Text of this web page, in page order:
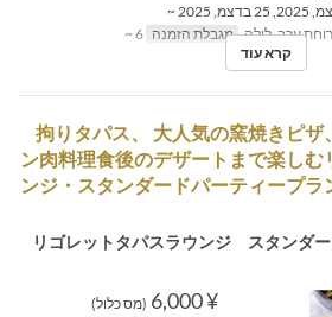
ערב, לילה מגבלת הזמנה 6 ~
קרא עוד
拘りタパス、 大人気の窯焼きピザ
ン肉料理食後のデザートまで楽しむ
ンジ・スタンダードパーティープ
リゴレットタパスラウンジ スタンダ
¥ 6,000 (מס כלול)